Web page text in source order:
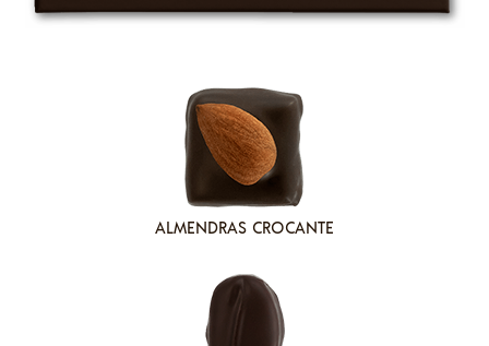
ALMENDRAS CROCANTE